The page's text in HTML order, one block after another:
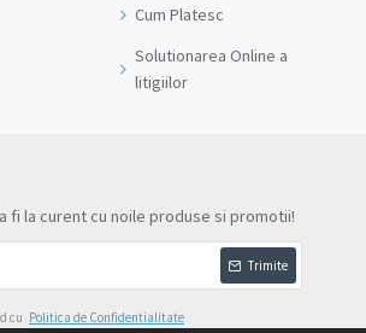
Cum Platesc
Solutionarea Online a
litigiilor
fi la curent cu noile produse si promotii!
Trimite
cu Politica de Confidentialitate